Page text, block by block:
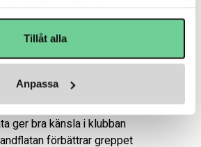
Tillåt alla
Anpassa
mellan skydd och komfort
ger bättre passform
klubbkontroll
ger bättre rörelsefrihet
ger bra känsla i klubban
förbättrar greppet